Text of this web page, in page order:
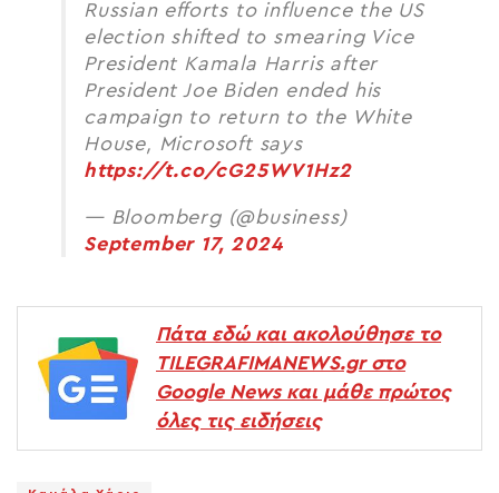
Russian efforts to influence the US
election shifted to smearing Vice
President Kamala Harris after
President Joe Biden ended his
campaign to return to the White
House, Microsoft says
https://t.co/cG25WV1Hz2
— Bloomberg (@business)
September 17, 2024
Πάτα εδώ και ακολούθησε το
TILEGRAFIMANEWS.gr στο
Google News και μάθε πρώτος
όλες τις ειδήσεις